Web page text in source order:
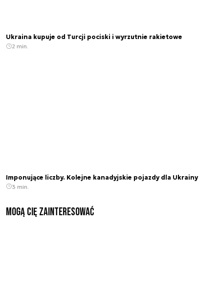
Ukraina kupuje od Turcji pociski i wyrzutnie rakietowe
2 min.
Imponujące liczby. Kolejne kanadyjskie pojazdy dla Ukrainy
3 min.
Mogą Cię zainteresować